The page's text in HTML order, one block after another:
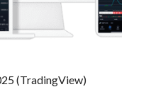
(TradingView)